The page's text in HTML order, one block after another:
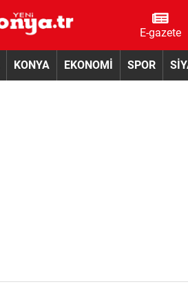
E-gazete
KONYA EKONOMİ SPOR